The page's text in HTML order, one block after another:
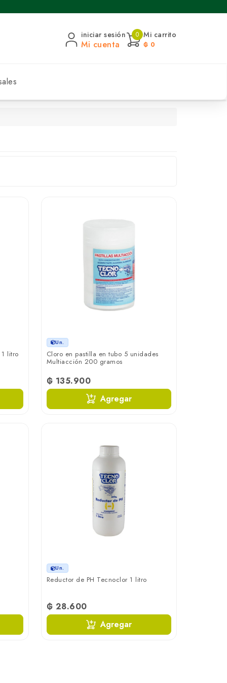
iniciar sesión
Mi cuenta
0 Mi carrito
₲ 0
litro
Un.
Cloro en pastilla en tubo 5 unidades
Multiacción 200 gramos
₲ 135.900
Agregar
Un.
Reductor de PH Tecnoclor 1 litro
₲ 28.600
Agregar